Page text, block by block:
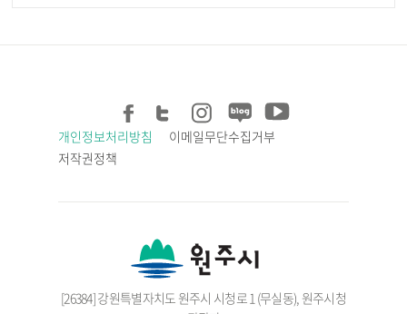
개인정보처리방침
이메일무단수집거부
저작권정책
[26384] 강원특별자치도 원주시 시청로 1 (무실동), 원주시청